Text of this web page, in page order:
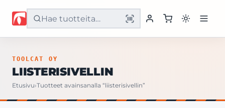
Etusivu
TOOLCAT OY
LIISTERISIVELLIN
Etusivu›Tuotteet avainsanalla “liisterisivellin”